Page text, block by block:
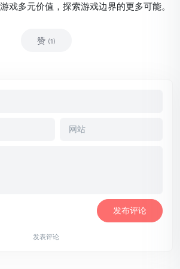
戏多元价值，探索游戏边界的更多可能。
赞 (1)
发表评论